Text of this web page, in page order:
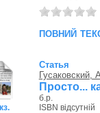
повний
Статья
Гусаковский,
Просто...
б.р.
ISBN відсутній